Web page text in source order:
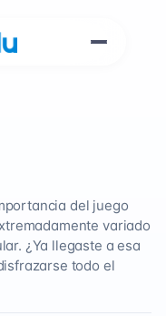
del juego
variado
¿Ya llegaste a esa
todo el